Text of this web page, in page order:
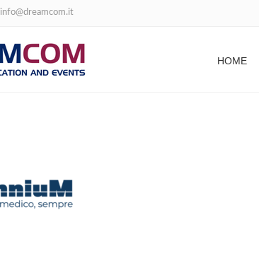
info@dreamcom.it
HOME